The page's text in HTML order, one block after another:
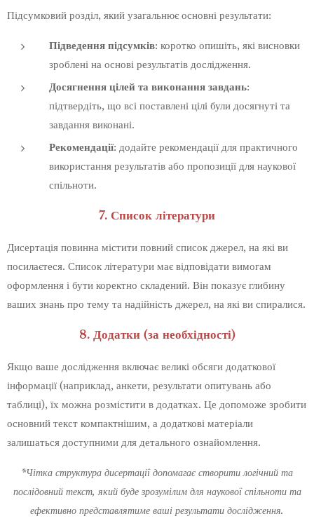
Підсумковий розділ, який узагальнює основні результати:
Підведення підсумків: коротко опишіть, які висновки
зроблені на основі результатів дослідження.
Досягнення цілей та виконання завдань:
підтвердіть, що всі поставлені цілі були досягнуті та
завдання виконані.
Рекомендації: додайте рекомендації для практичного
використання результатів або пропозиції для наукової
спільноти.
7. Список літератури
Дисертація повинна містити повний список джерел, на які ви
посилаєтеся. Список літератури має відповідати вимогам
оформлення і бути коректно складений. Він показує глибину
ваших знань про тему та надійність джерел, на які ви спиралися.
8. Додатки (за необхідності)
Якщо ваше дослідження включає великі обсяги додаткової
інформації (наприклад, анкети, результати опитувань або
таблиці), їх можна розмістити в додатках. Це допоможе зробити
основний текст компактнішим, а додаткові матеріали
залишаться доступними для детального ознайомлення.
*Чітка структура дисертації допомагає створити логічний та
послідовний текст, який буде зрозумілим для наукової спільноти та
ефективно представлятиме ваші результати дослідження.